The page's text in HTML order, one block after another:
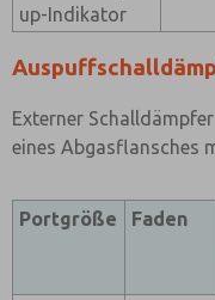
up-Indikator
Externer
eines Abgasflansches
Portgröße Faden